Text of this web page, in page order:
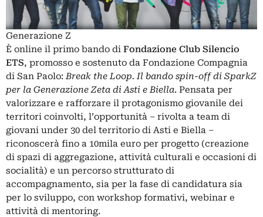
Generazione Z
È online il primo bando di Fondazione Club Silencio
ETS, promosso e sostenuto da Fondazione Compagnia
di San Paolo:Break the Loop. Il bando spin-off di SparkZ
per la Generazione Zeta di Asti e Biella. Pensata per
valorizzare e rafforzare il protagonismo giovanile dei
territori coinvolti, l’opportunità – rivolta a team di
giovani under 30 del territorio di Asti e Biella –
riconoscerà fino a 10mila euro per progetto (creazione
di spazi di aggregazione, attività culturali e occasioni di
socialità) e un percorso strutturato di
accompagnamento, sia per la fase di candidatura sia
per lo sviluppo, con workshop formativi, webinar e
attività di mentoring.